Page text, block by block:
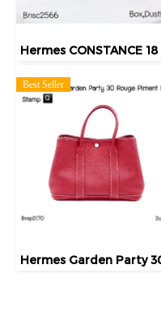
Best Seller